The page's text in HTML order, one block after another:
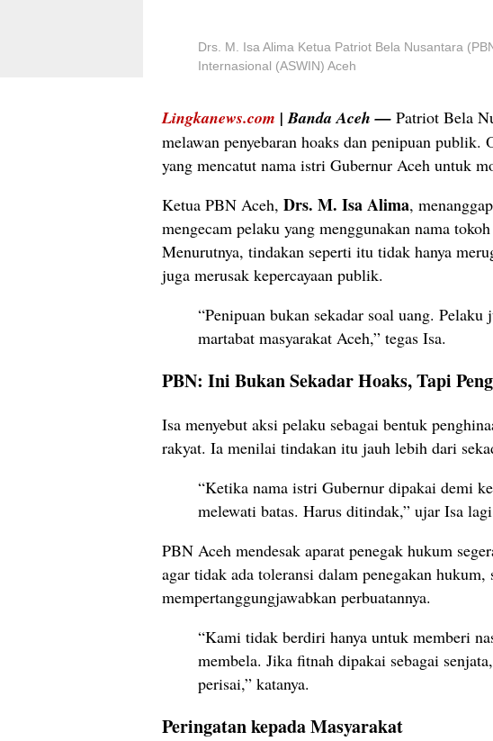
Drs. M. Isa Alima Ketua Patriot Bela Nusantara
Internasional (ASWIN) Aceh
Lingkanews.com | Banda Aceh— Patriot Bela
melawan penyebaran hoaks dan penipuan
yang mencatut nama istri Gubernur Aceh untuk
Ketua PBN Aceh, Drs. M. Isa Alima,
mengecam pelaku yang menggunakan nama
Menurutnya, tindakan seperti itu tidak hanya
juga merusak kepercayaan publik.
“Penipuan bukan sekadar soal uang. Pelaku
martabat masyarakat Aceh,” tegas Isa.
PBN: Ini Bukan Sekadar Hoaks, Tapi
Isa menyebut aksi pelaku sebagai bentuk
rakyat. Ia menilai tindakan itu jauh lebih dari
“Ketika nama istri Gubernur dipakai demi
melewati batas. Harus ditindak,” ujar Isa
PBN Aceh mendesak aparat penegak hukum
agar tidak ada toleransi dalam penegakan
mempertanggungjawabkan perbuatannya.
“Kami tidak berdiri hanya untuk memberi
membela. Jika fitnah dipakai sebagai
perisai,” katanya.
Peringatan kepada Masyarakat